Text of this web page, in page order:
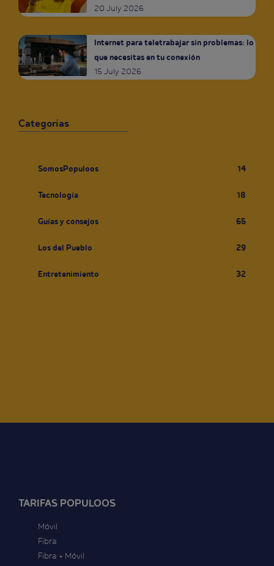
20 July 2026
Internet para teletrabajar sin problemas: lo
que necesitas en tu conexión
15 July 2026
Categorías
SomosPopuloos 14
Tecnología 18
Guías y consejos 65
Los del Pueblo 29
Entretenimiento 32
TARIFAS POPULOOS
Móvil
Fibra
Fibra + Móvil